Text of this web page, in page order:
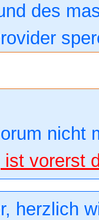
des
nicht
vorerst
herzlich